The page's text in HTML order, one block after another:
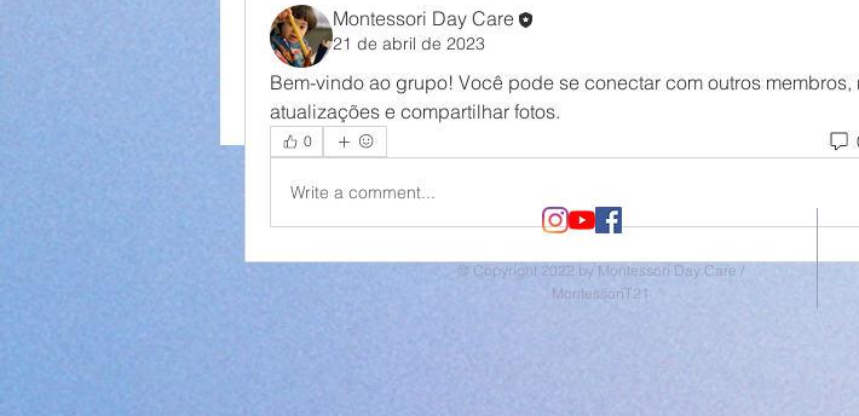
Montessori Day Care
21 de abril de 2023
Bem-vindo ao grupo! Você pode se conectar com outros membros,
atualizações e compartilhar fotos.
0
Write a comment...
© Copyright 2022 by Montessori Day Care /
MontessoriT21